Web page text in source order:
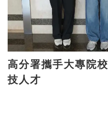
高分署攜手大專院校 縮短學用落差培育科
技人才